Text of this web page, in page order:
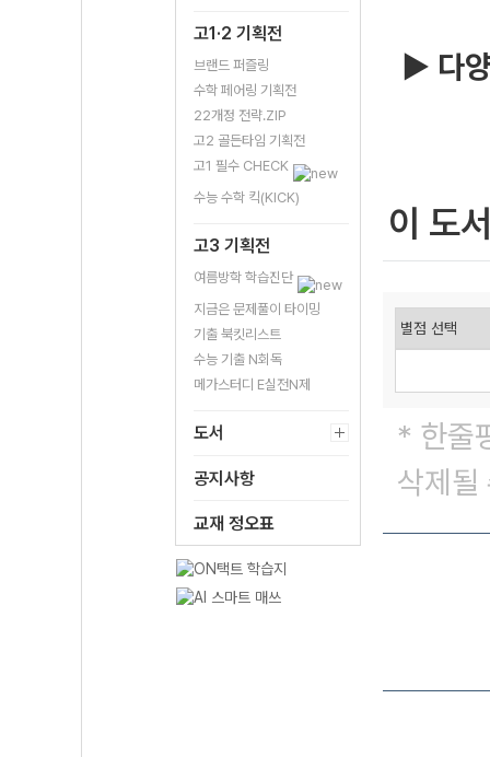
고1·2 기획전
브랜드 퍼즐링
수학 페어링 기획전
22개정 전략.ZIP
고2 골든타임 기획전
고1 필수 CHECK
수능 수학 킥(KICK)
고3 기획전
여름방학 학습진단
지금은 문제풀이 타이밍
기출 북킷리스트
수능 기출 N회독
메가스터디 E실전N제
도서
공지사항
교재 정오표
▶ 다
이 도
* 한줄
삭제될